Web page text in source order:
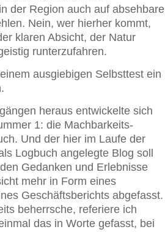
der Region auch auf absehbare
Nein, wer hierher kommt,
klaren Absicht, der Natur
runterzufahren.
ausgiebigen Selbsttest ein
heraus entwickelte sich
1: die Machbarkeits-
Und der hier im Laufe der
Logbuch angelegte Blog soll
Gedanken und Erlebnisse
mehr in Form eines
Geschäftsberichts abgefasst.
beherrsche, referiere ich
das in Worte gefasst, bei